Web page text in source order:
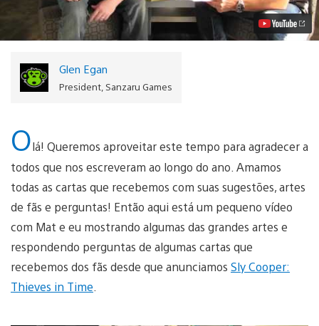
Boas
Festas
Vídeo
Glen Egan
President, Sanzaru Games
Olá! Queremos aproveitar este tempo para agradecer a
todos que nos escreveram ao longo do ano. Amamos
todas as cartas que recebemos com suas sugestões, artes
de fãs e perguntas! Então aqui está um pequeno vídeo
com Mat e eu mostrando algumas das grandes artes e
respondendo perguntas de algumas cartas que
recebemos dos fãs desde que anunciamos Sly Cooper:
Thieves in Time